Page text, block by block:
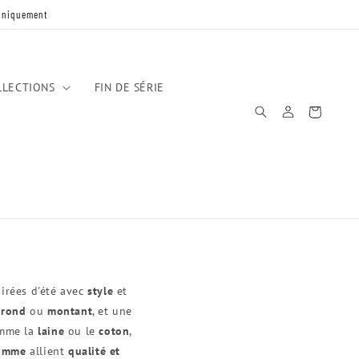
FIN DE SÉRIE
ConnexionPanier
d'été avecstyle et
oumontant, et une
lalaine ou lecoton,
allientqualité et